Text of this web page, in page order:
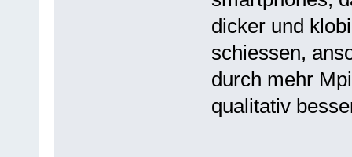
dicker und
schiessen,
durch mehr
qualitativ